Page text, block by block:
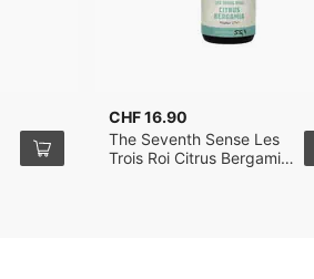
CHF 16.90
The Seventh Sense Les
Trois Roi Citrus Bergamia